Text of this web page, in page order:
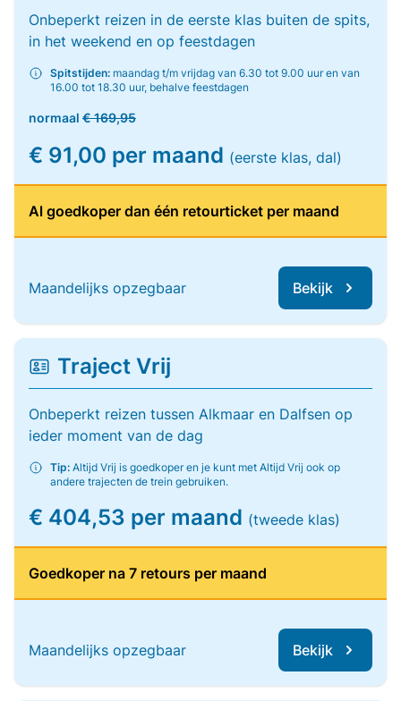
Onbeperkt reizen in de eerste klas buiten de spits,
in het weekend en op feestdagen
Spitstijden: maandag t/m vrijdag van 6.30 tot 9.00 uur en van
16.00 tot 18.30 uur, behalve feestdagen
normaal € 169,95
€ 91,00 per maand (eerste klas, dal)
Al goedkoper dan één retourticket per maand
Maandelijks opzegbaar Bekijk
Traject Vrij
Onbeperkt reizen tussen Alkmaar en Dalfsen op
ieder moment van de dag
Tip: Altijd Vrij is goedkoper en je kunt met Altijd Vrij ook op
andere trajecten de trein gebruiken.
€ 404,53 per maand (tweede klas)
Goedkoper na 7 retours per maand
Maandelijks opzegbaar Bekijk